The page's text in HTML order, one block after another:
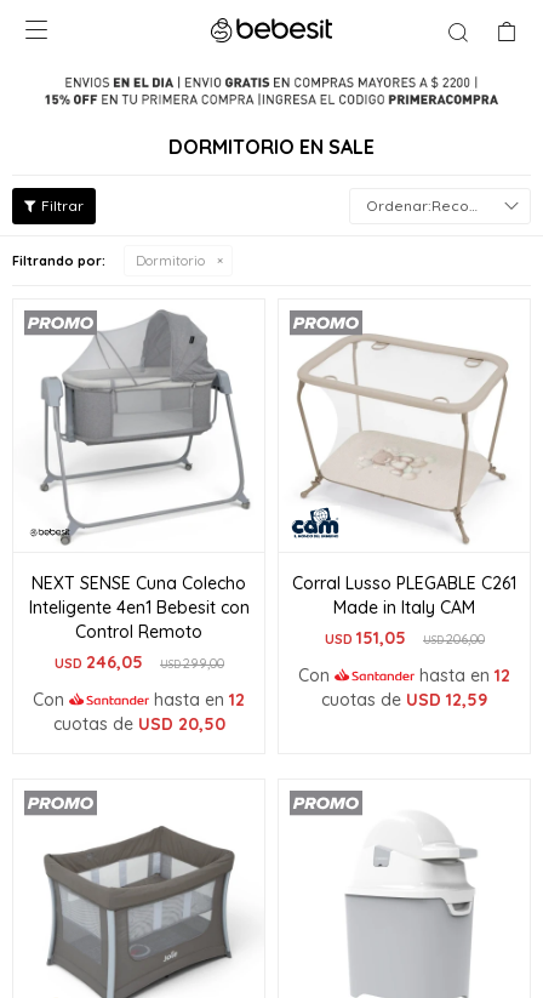

DORMITORIO EN SALE
Recomendados
Filtrando por: Dormitorio
NEXT SENSE Cuna Colecho
Inteligente 4en1 Bebesit con
Control Remoto
USD 246,05 USD299,00
Con hasta en 12
cuotas de USD 20,50
Corral Lusso PLEGABLE C261
Made in Italy CAM
USD 151,05 USD206,00
Con hasta en 12
cuotas de USD 12,59